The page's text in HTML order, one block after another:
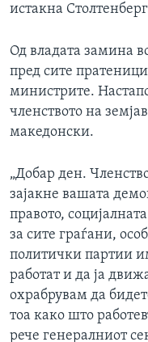
истакна
Од владата замина
пред сите
министрите.
членството на
македонски.
„Добар ден.
зајакне вашата
правото,
за сите граѓани,
политички партии
работат и да ја
охрабрувам да
тоа како што
рече генералниот